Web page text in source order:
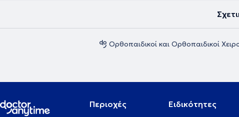
Ορθοπαιδικοί και Ορθοπαιδικοί
Περιοχές Ειδικότητες